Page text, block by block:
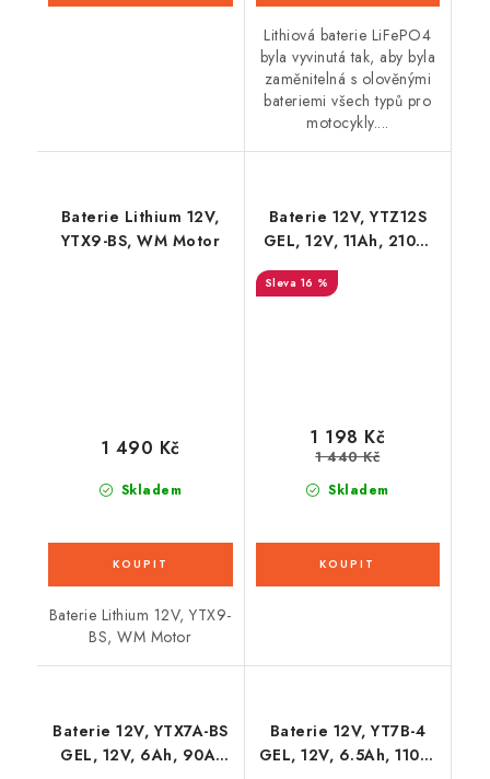
Lithiová baterie LiFePO4
byla vyvinutá tak, aby byla
zaměnitelná s olověnými
bateriemi všech typů pro
motocykly....
Baterie Lithium 12V,
YTX9-BS, WM Motor
Skladem
1 490 Kč
Baterie Lithium 12V, YTX9-
BS, WM Motor
Baterie 12V, YTZ12S
GEL, 12V, 11Ah, 210A,
bezúdržbová GEL
technologie
16 %
Skladem
1 198 Kč
1 440 Kč
Baterie 12V, YTX7A-BS
GEL, 12V, 6Ah, 90A,
Baterie 12V, YT7B-4
GEL, 12V, 6.5Ah, 110A,